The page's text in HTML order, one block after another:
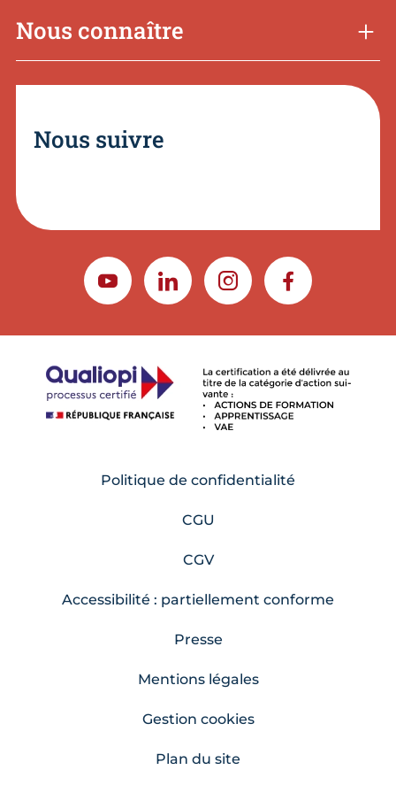
Nous connaître
Nous suivre
YOUTUBELINKEDININSTAGRAMFACEBOOK
Politique de confidentialité
CGU
CGV
Accessibilité : partiellement conforme
Presse
Mentions légales
Gestion cookies
Plan du site